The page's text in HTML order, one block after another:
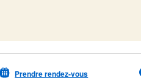
Prendre rendez-vous